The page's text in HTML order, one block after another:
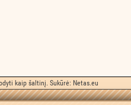
kaip šaltinį. Sukūrė: Netas.eu